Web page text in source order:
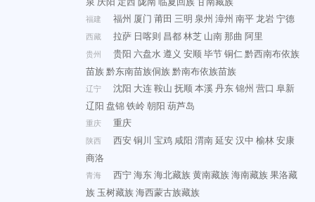
福建 福州 厦门 莆田 三明 泉州 漳州 南平龙岩宁德
西藏 拉萨 日喀则 昌都林芝 山南那曲 阿里
贵州 贵阳 六盘水遵义 安顺毕节铜仁黔西南布依族
苗族黔东南苗族侗族黔南布依族苗族
辽宁 沈阳 大连鞍山 抚顺本溪丹东锦州 营口 阜新
辽阳 盘锦铁岭朝阳 葫芦岛
重庆 重庆
陕西 西安铜川 宝鸡 咸阳 渭南延安汉中 榆林安康
商洛
青海 西宁海东海北藏族黄南藏族海南藏族果洛藏
族 玉树藏族海西蒙古族藏族